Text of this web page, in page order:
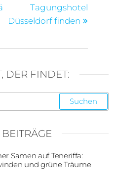
Tagungshotel
Düsseldorf finden
DER FINDET:
Samen auf Teneriffa:
und grüne Träume